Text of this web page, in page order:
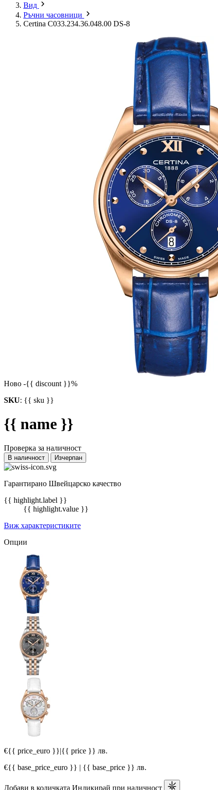
Вид
Ръчни часовници
Certina C033.234.36.048.00 DS-8
Ново -{{ discount }}%
SKU: {{ sku }}
{{ name }}
Проверка за наличност
В наличност Изчерпан
Гарантирано Швейцарско качество
{{ highlight.label }}
{{ highlight.value }}
Виж характеристиките
Опции
€{{ price_euro }}|{{ price }} лв.
€{{ base_price_euro }} | {{ base_price }} лв.
Добави в количката Индикирай при наличност